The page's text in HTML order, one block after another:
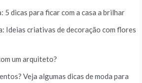
5 dicas para ficar com a casa a brilhar
Ideias criativas de decoração com flores
um arquiteto?
Veja algumas dicas de moda para